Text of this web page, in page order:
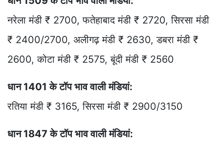
नरेला मंडी ₹ 2700, फतेहाबाद मंडी ₹ 2720, सिरसा मंडी
₹ 2400/2700, अलीगढ़ मंडी ₹ 2630, डबरा मंडी ₹
2600, कोटा मंडी ₹ 2575, बूंदी मंडी ₹ 2560
धान 1401 के टॉप भाव वाली मंडियां:
रतिया मंडी ₹ 3165, सिरसा मंडी ₹ 2900/3150
धान 1847 के टॉप भाव वाली मंडियां: